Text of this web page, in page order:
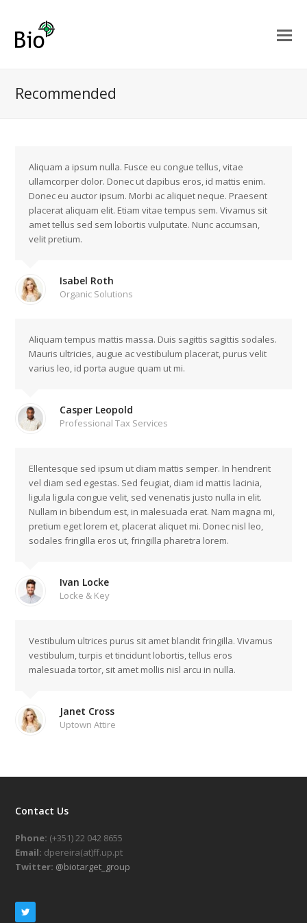
Recommended
Aliquam a ipsum nulla. Fusce eu congue tellus, vitae
ullamcorper dolor. Donec ut dapibus eros, id mattis enim.
Donec eu auctor ipsum. Morbi ac aliquet neque. Praesent
placerat aliquam elit. Etiam vitae tempus sem. Vivamus sit
amet tellus sed sem lobortis vulputate. Nunc accumsan,
velit pretium.
Isabel Roth
Organic Solutions
Aliquam tempus mattis massa. Duis sagittis sagittis sodales.
Mauris ultricies, augue ac vestibulum placerat, purus velit
varius leo, id porta augue quam ut mi.
Casper Leopold
Professional Tax Services
Ellentesque sed ipsum ut diam mattis semper. In hendrerit
vel diam sed egestas. Sed feugiat, diam id mattis lacinia,
ligula ligula congue velit, sed venenatis justo nulla in elit.
Nullam in bibendum est, in malesuada erat. Nam magna mi,
pretium eget lorem et, placerat aliquet mi. Donec nisl leo,
sodales fringilla eros ut, fringilla pharetra lorem.
Ivan Locke
Locke & Key
Vestibulum ultrices purus sit amet blandit fringilla. Vivamus
vestibulum, turpis et tincidunt lobortis, tellus eros
malesuada tortor, sit amet mollis nisl arcu in nulla.
Janet Cross
Uptown Attire
Contact Us
Phone: (+351) 22 042 8655
Email: dpereira(at)ff.up.pt
Twitter: @biotarget_group